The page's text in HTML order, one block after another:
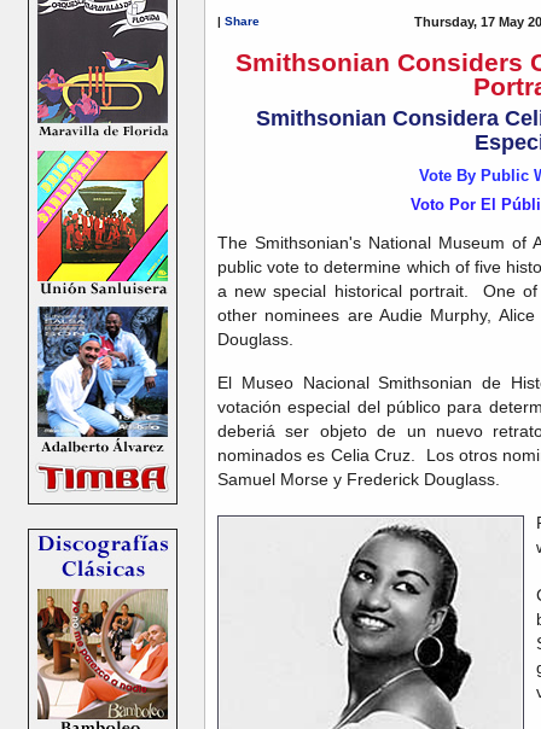
| Share Thursday, 17 May
Smithsonian Considers
Smithsonian Considera
Vote By Public
Voto Por El
The Smithsonian's National Museum of
public vote to determine which of five
a new special historical portrait. One
other nominees are Audie Murphy,
Douglass.
El Museo Nacional Smithsonian de
votación especial del público para
deberiá ser objeto de un nuevo
nominados es Celia Cruz. Los otros
Samuel Morse y Frederick Douglass.